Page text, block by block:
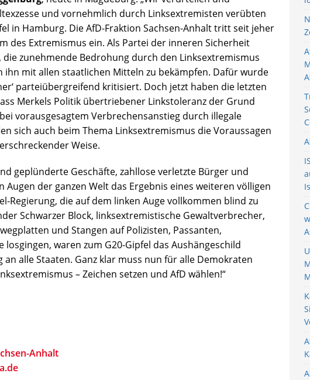
und vornehmlich durch Linksextremisten verübten
in Hamburg. Die AfD-Fraktion Sachsen-Anhalt tritt seit jeher
des Extremismus ein. Als Partei der inneren Sicherheit
zunehmende Bedrohung durch den Linksextremismus
ihn mit allen staatlichen Mitteln zu bekämpfen. Dafür wurde
parteiübergreifend kritisiert. Doch jetzt haben die letzten
Merkels Politik übertriebener Linkstoleranz der Grund
vorausgesagtem Verbrechensanstieg durch illegale
sich auch beim Thema Linksextremismus die Voraussagen
Weise.
geplünderte Geschäfte, zahllose verletzte Bürger und
Augen der ganzen Welt das Ergebnis eines weiteren völligen
Regierung, die auf dem linken Auge vollkommen blind zu
Schwarzer Block, linksextremistische Gewaltverbrecher,
und Stangen auf Polizisten, Passanten,
losgingen, waren zum G20-Gipfel das Aushängeschild
alle Staaten. Ganz klar muss nun für alle Demokraten
– Zeichen setzen und AfD wählen!“
Anhalt